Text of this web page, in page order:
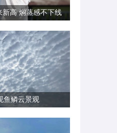
新高 焖蒸感不下线
鱼鳞云景观